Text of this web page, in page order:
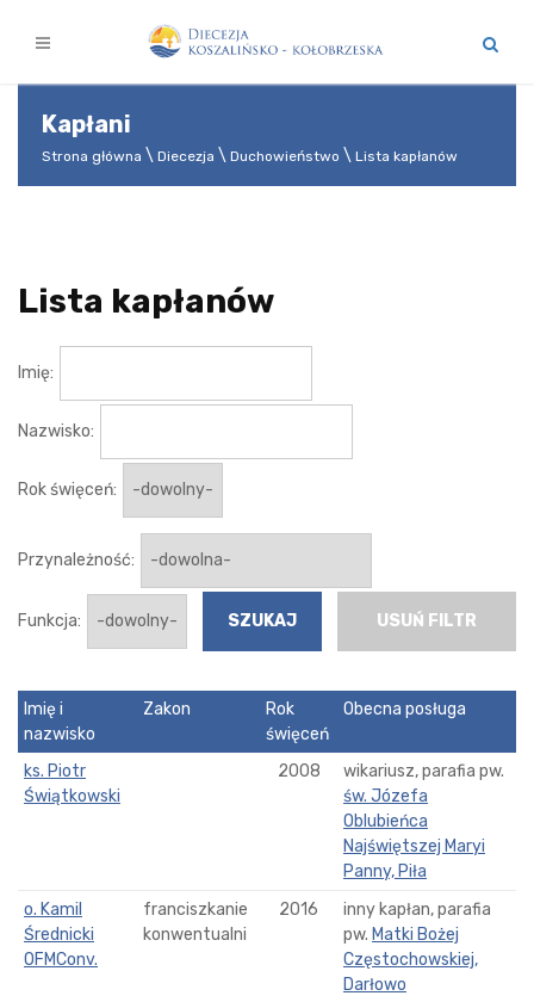
Kapłani
Strona główna Diecezja Duchowieństwo Lista kapłanów
Lista kapłanów
Imię:
Nazwisko:
Rok święceń:
Przynależność:
Funkcja: USUŃ FILTR
Imię i
nazwisko
Zakon
Rok
święceń
Obecna posługa
ks. Piotr
Świątkowski
2008
wikariusz, parafia pw.
św. Józefa
Oblubieńca
Najświętszej Maryi
Panny, Piła
o. Kamil
Średnicki
OFMConv.
franciszkanie
konwentualni
2016
inny kapłan, parafia
pw. Matki Bożej
Częstochowskiej,
Darłowo